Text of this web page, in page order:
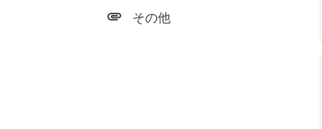
attachment その他